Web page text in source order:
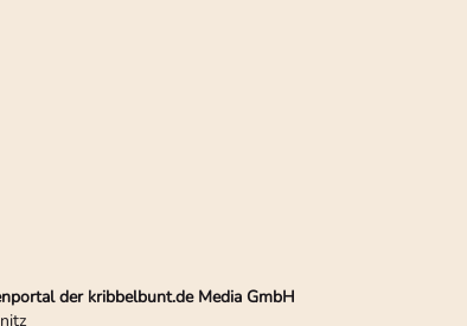
der kribbelbunt.de Media GmbH